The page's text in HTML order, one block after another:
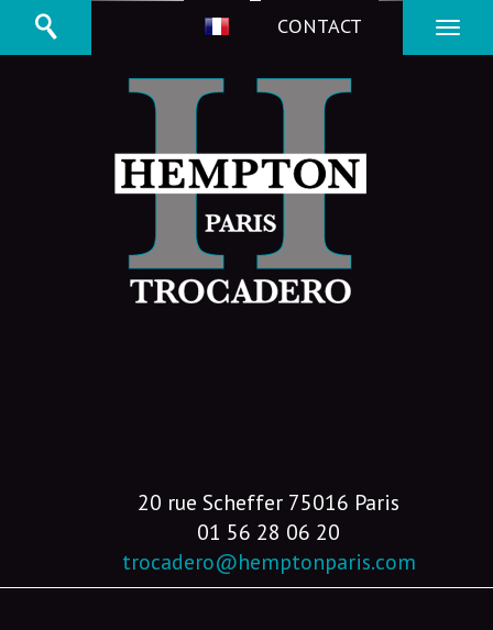
CONTACT
20 rue Scheffer 75016 Paris
01 56 28 06 20
trocadero@hemptonparis.com